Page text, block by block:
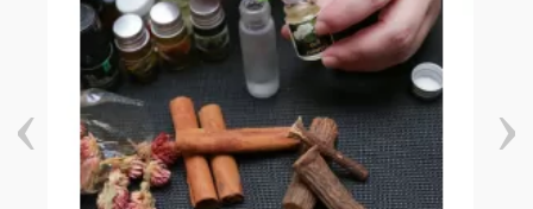
Infuzați un săculeț piramidă în 200ml de apă fierbinte
(aproximativ 90-95°C).
Lăsați să se infuzeze timp de 5-7 minute pentru a
elibera complet aromele și compușii benefici.
Consum:
Ceaiul se consumă proaspăt preparat.
Pentru un plus de savoare și beneficii, se poate adăuga o
felie de lămâie proaspătă.